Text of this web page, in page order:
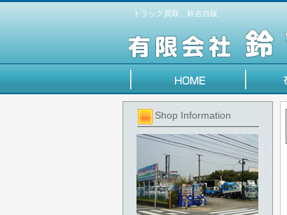
トラック買取 鈴吉自販
Shop Information